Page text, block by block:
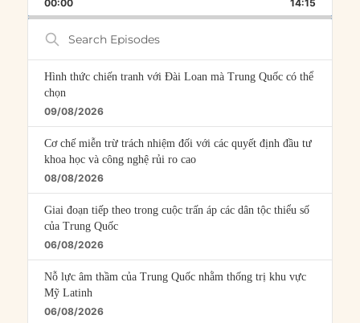
RATE
00:00 14:15
Search
Episodes
Hình thức chiến tranh với Đài Loan mà Trung Quốc có thể
chọn
09/08/2026
Cơ chế miễn trừ trách nhiệm đối với các quyết định đầu tư
khoa học và công nghệ rủi ro cao
08/08/2026
Giai đoạn tiếp theo trong cuộc trấn áp các dân tộc thiểu số
của Trung Quốc
06/08/2026
Nỗ lực âm thầm của Trung Quốc nhằm thống trị khu vực
Mỹ Latinh
06/08/2026